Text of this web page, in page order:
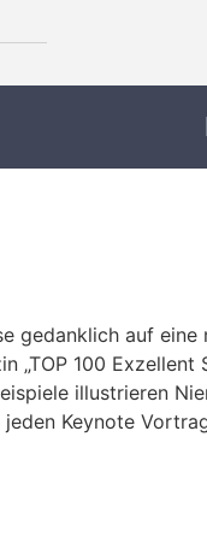
gedanklich auf eine
100 Exzellent
illustrieren
Keynote